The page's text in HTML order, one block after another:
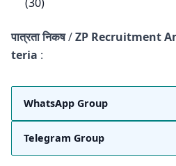
पात्रता निकष/ZP Recruitment
teria :
WhatsApp Group
Telegram Group